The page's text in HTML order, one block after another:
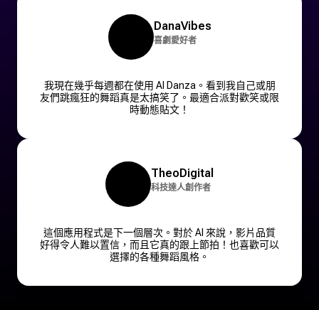
DanaVibes
喜劇愛好者
我現在幾乎每週都在使用 AI Danza。看到我自己或朋
友們跳瘋狂的舞蹈真是太搞笑了。最適合派對歡笑或限
時動態貼文！
TheoDigital
科技達人創作者
這個應用程式是下一個層次。對於 AI 來說，影片品質
好得令人難以置信，而且它真的跟上節拍！也喜歡可以
選擇的各種舞蹈風格。